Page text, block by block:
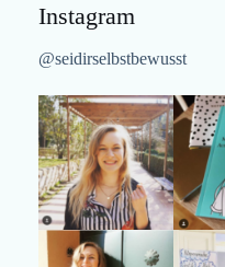
Instagram
@seidirselbstbewusst